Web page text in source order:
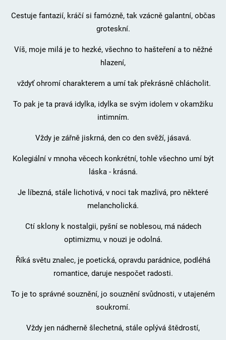
Cestuje fantazií, kráčí si famózně, tak vzácně galantní, občas
groteskní.
Víš, moje milá je to hezké, všechno to hašteření a to něžné
hlazení,
vždyť ohromí charakterem a umí tak překrásně chlácholit.
To pak je ta pravá idylka, idylka se svým idolem v okamžiku
intimním.
Vždy je zářně jiskrná, den co den svěží, jásavá.
Kolegiální v mnoha věcech konkrétní, tohle všechno umí být
láska - krásná.
Je líbezná, stále lichotivá, v noci tak mazlivá, pro některé
melancholická.
Ctí sklony k nostalgii, pyšní se noblesou, má nádech
optimizmu, v nouzi je odolná.
Říká světu znalec, je poetická, opravdu parádnice, podléhá
romantice, daruje nespočet radosti.
To je to správné souznění, jo souznění svůdnosti, v utajeném
soukromí.
Vždy jen nádherně šlechetná, stále oplývá štědrostí,